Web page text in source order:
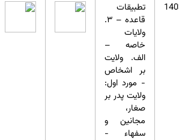
تطبیقات
قاعده – ۳.
ولایات
خاصه –
الف. ولایت
بر اشخاص
- مورد اول:
ولایت پدر بر
صغار،
مجانین و
سفهاء -